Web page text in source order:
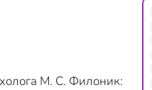
М. С. Филоник: